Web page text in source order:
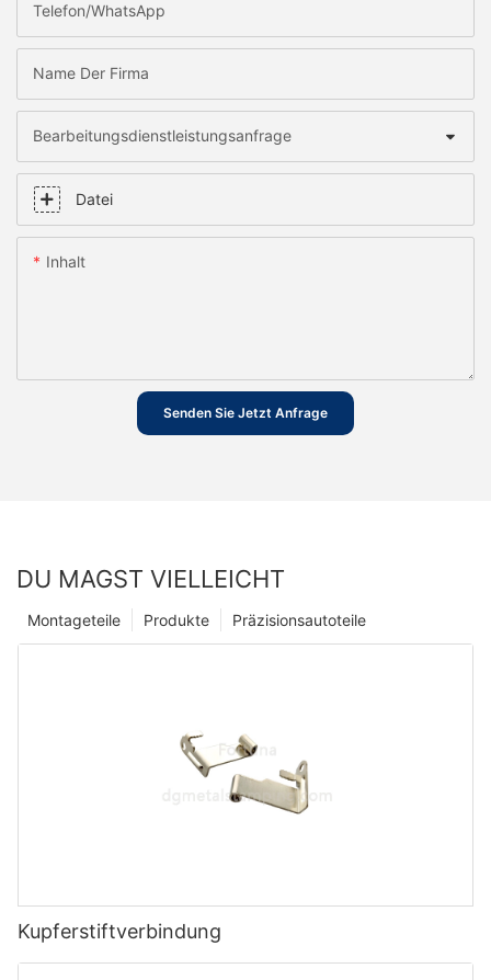
Telefon/WhatsApp
Name Der Firma
Bearbeitungsdienstleistungsanfrage
Datei
Inhalt
Senden Sie Jetzt Anfrage
DU MAGST VIELLEICHT
Präzisionsautoteile
Produkte
Montageteile
Kupferstiftverbindung